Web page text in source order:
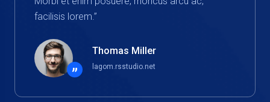
facilisis lorem.”
”
Thomas Miller
lagom.rsstudio.net